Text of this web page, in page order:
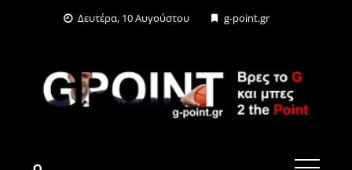
Δευτέρα, 10 Αυγούστου g-point.gr
G-POINT.GR